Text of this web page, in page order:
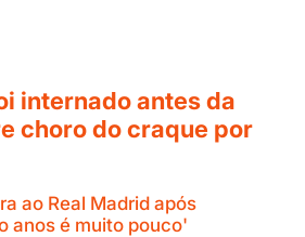
internado antes da
choro do craque por
ao Real Madrid após
anos é muito pouco'